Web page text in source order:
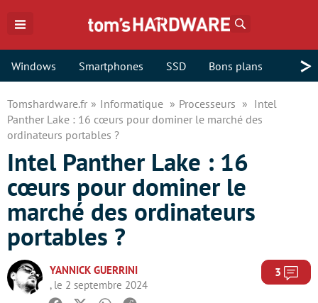
Windows Smartphones SSD Bons plans >
Tomshardware.fr Informatique Processeurs
Intel
Panther Lake : 16 cœurs pour dominer le marché des
ordinateurs portables ?
Intel Panther Lake : 16
cœurs pour dominer le
marché des ordinateurs
portables ?
YANNICK GUERRINI
, le 2 septembre 2024
3